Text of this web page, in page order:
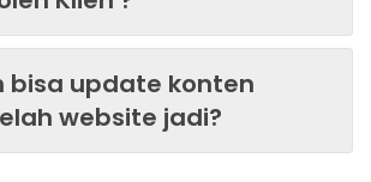
bisa update konten
website jadi?